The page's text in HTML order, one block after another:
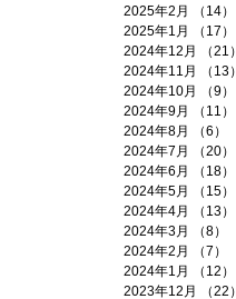
2025年2月
（14）
2025年1月
（17）
2024年12月
（21）
2024年11月
（13）
2024年10月
（9）
2024年9月
（11）
2024年8月
（6）
2024年7月
（20）
2024年6月
（18）
2024年5月
（15）
2024年4月
（13）
2024年3月
（8）
2024年2月
（7）
2024年1月
（12）
2023年12月
（22）